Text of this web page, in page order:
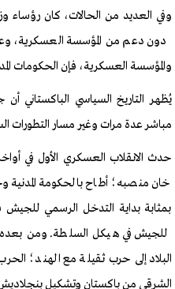
وفي العديد من الحالات، كان رؤساء
دون دعم من المؤسسة العسكرية،
والمؤسسة العسكرية، فإن الحكومات
يُظهر التاريخ السياسي الباكستاني
مباشر عدة مرات وغير مسار التطورات
حدث الانقلاب العسكري الأول في
خان منصبه؛ أطاح بالحكومة
بمثابة بداية التدخل الرسمي
للجيش في هيكل السلطة. ومن
البلاد إلى حرب ثقيلة مع الهند؛
الشرقي من باكستان وتشكيل